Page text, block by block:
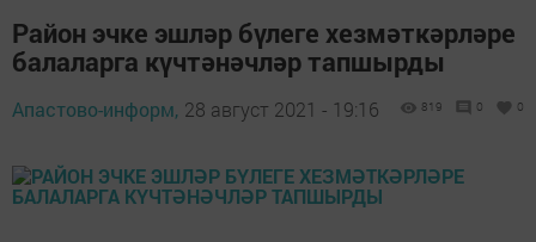
Район эчке эшләр бүлеге хезмәткәрләре
балаларга күчтәнәчләр тапшырды
Апастово-информ, 28 август 2021 - 19:16 819 0 0